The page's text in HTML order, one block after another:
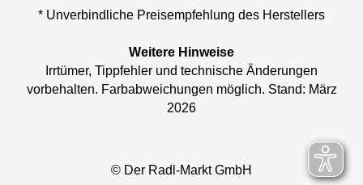
* Unverbindliche Preisempfehlung des Herstellers
Weitere Hinweise
Irrtümer, Tippfehler und technische Änderungen
vorbehalten. Farbabweichungen möglich. Stand: März
2026
© Der Radl-Markt GmbH